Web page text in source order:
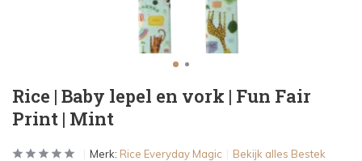
Rice | Baby lepel en vork | Fun Fair
Print | Mint
Merk: Rice Everyday Magic Bekijk alles Bestek